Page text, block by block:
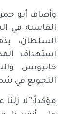
وأضاف أبو
القاسية في
السلطان،
استهداف
خانيونس
التجويع في
مؤكداً:”لا